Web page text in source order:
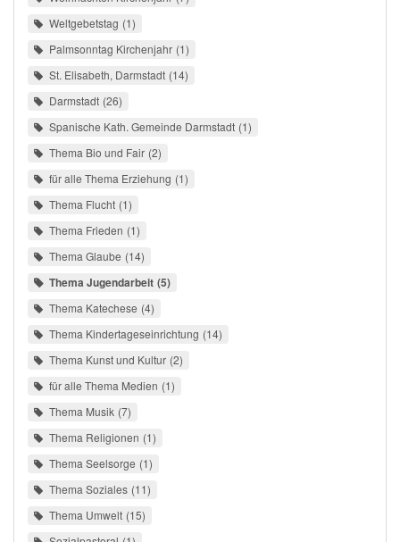
Weltgebetstag 1
Palmsonntag Kirchenjahr 1
St. Elisabeth, Darmstadt 14
Darmstadt 26
Spanische Kath. Gemeinde Darmstadt 1
Thema Bio und Fair 2
für alle Thema Erziehung 1
Thema Flucht 1
Thema Frieden 1
Thema Glaube 14
Thema Jugendarbeit 5
Thema Katechese 4
Thema Kindertageseinrichtung 14
Thema Kunst und Kultur 2
für alle Thema Medien 1
Thema Musik 7
Thema Religionen 1
Thema Seelsorge 1
Thema Soziales 11
Thema Umwelt 15